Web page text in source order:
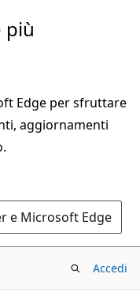
più
Edge per sfruttare
aggiornamenti
e Microsoft Edge
Accedi